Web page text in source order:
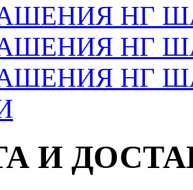
НГ
НГ
НГ
И